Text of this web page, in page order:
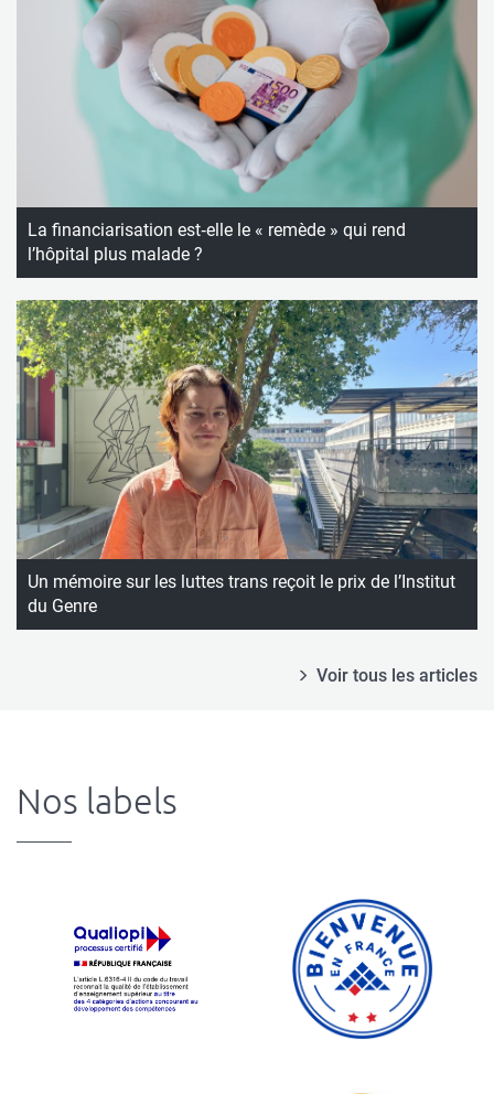
La financiarisation est‑elle le « remède » qui rend
l’hôpital plus malade ?
Un mémoire sur les luttes trans reçoit le prix de l’Institut
du Genre
Voir tous les articles
Nos labels